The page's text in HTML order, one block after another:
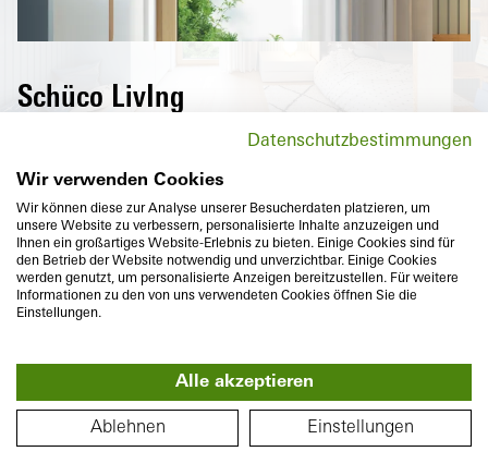
GRUNDRISS
Schüco LivIng
Hochwärmedämmende Fenster der Schüco
Energiekosten, sondern überzeugen auch
mit maximalem Komfort und vielfältigen
Designvarianten.
82mm
Wärmedämmung
Uf bis 0,96W/(m²K)
Datenschutzbestimmungen
Wir verwenden Cookies
Wir können diese zur Analyse unserer Besucherdaten platzieren, um
unsere Website zu verbessern, personalisierte Inhalte anzuzeigen und
Ihnen ein großartiges Website-Erlebnis zu bieten. Einige Cookies sind für
den Betrieb der Website notwendig und unverzichtbar. Einige Cookies
werden genutzt, um personalisierte Anzeigen bereitzustellen. Für weitere
Informationen zu den von uns verwendeten Cookies öffnen Sie die
Einstellungen.
Alle akzeptieren
Ablehnen Einstellungen